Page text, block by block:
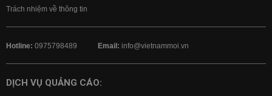
Trách nhiệm về thông tin
Hotline: 0975798489 Email: info@vietnammoi.vn
DỊCH VỤ QUẢNG CÁO: